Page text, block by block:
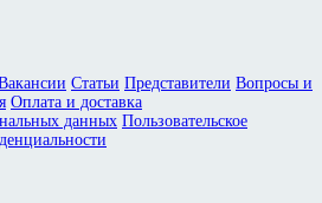
Статьи Представители Вопросы и
Оплата и доставка
данных Пользовательское